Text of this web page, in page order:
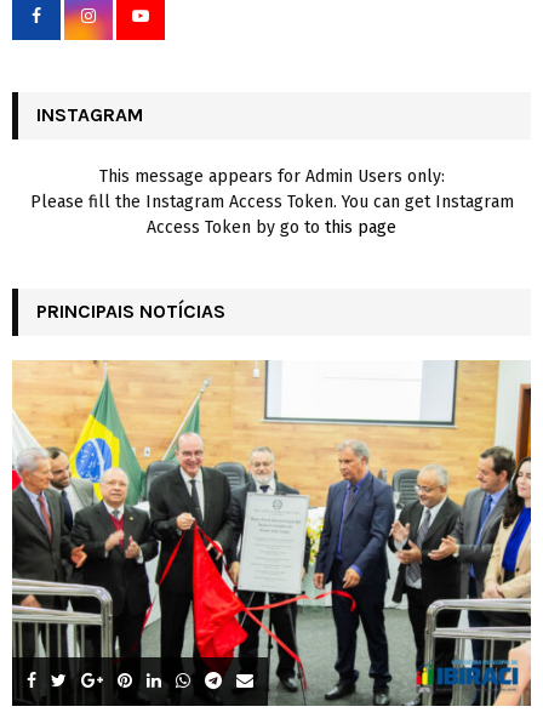
r
INSTAGRAM
This message appears for Admin Users only:
Please fill the Instagram Access Token. You can get Instagram
Access Token by go to this page
PRINCIPAIS NOTÍCIAS